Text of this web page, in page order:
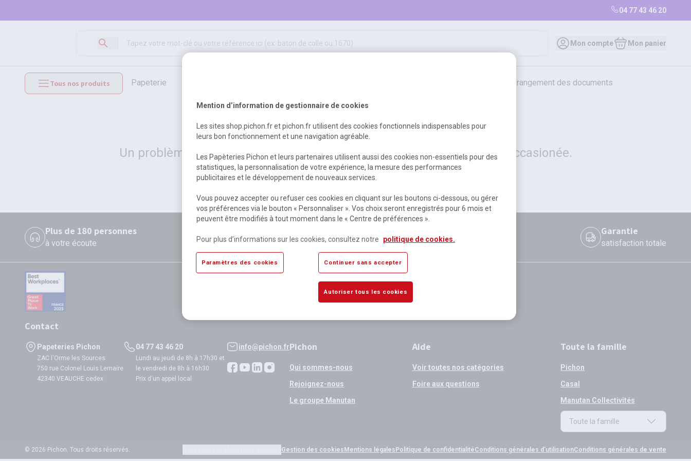
04 77 43 46 20
Mon compte Mon panier
Tous nos produits papeterie bureautique et rangement des documents
mobilier et équipements hygiène, sécurité, 1er secours outils, travaux & entretien
500
Erreur Serveur...
Un problème serveur est survenu. Veuillez nous excuser pour la gêne occasionée.
Retour Retour à l'accueil
Plus de 180 personnes
à votre écoute disponibles si validation avant 12h
Garantie
satisfaction totale
Contact
Papeteries Pichon
ZAC l'Orme les Sources
750 rue Colonel Louis Lemaire
42340 VEAUCHE cedex
04 77 43 46 20
Lundi au jeudi de 8h à 17h30 et
le vendredi de 8h à 16h30
Prix d'un appel local
info@pichon.frPichon
Qui sommes-nous
Rejoignez-nous
Le groupe Manutan
Aide
Voir toutes nos catégories
Foire aux questions
Toute la famille
Pichon
Casal
Manutan Collectivités
Toute la famille
© 2026 Pichon. Tous droits réservés. Gestion des cookies Mentions légales Politique de confidentialitéConditions générales d'utilisationConditions générales de vente
Mention d’information de gestionnaire de cookies
Les sites shop.pichon.fr et pichon.fr utilisent des cookies fonctionnels indispensables pour
leurs bon fonctionnement et une navigation agréable.
Les Papèteries Pichon et leurs partenaires utilisent aussi des cookies non-essentiels pour des
statistiques, la personnalisation de votre expérience, la mesure des performances
publicitaires et le développement de nouveaux services.
Vous pouvez accepter ou refuser ces cookies en cliquant sur les boutons ci-dessous, ou gérer
vos préférences via le bouton « Personnaliser ». Vos choix seront enregistrés pour 6 mois et
peuvent être modifiés à tout moment dans le « Centre de préférences ».
Pour plus d’informations sur les cookies, consultez notre politique de cookies.
Paramètres des cookies Continuer sans accepter
Autoriser tous les cookies